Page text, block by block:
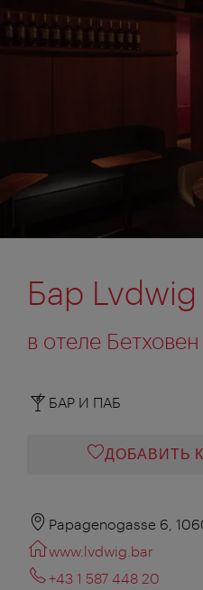
Бар Lvdwig
в отеле
БАР И ПАБ
ДОБАВИТЬ
Papagenogasse 6,
www.lvdwig.bar
+43 1 587 448 20